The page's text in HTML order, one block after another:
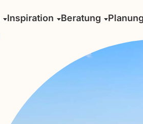
Inspiration Beratung